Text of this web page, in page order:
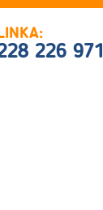
226 971